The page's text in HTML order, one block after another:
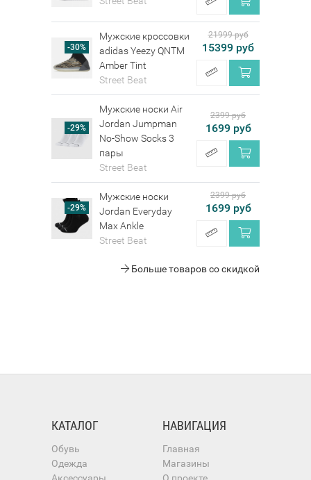
-30%
Мужские кроссовки
adidas Yeezy QNTM
Amber Tint
Street Beat
21999 руб
15399 руб
-29%
Мужские носки Air
Jordan Jumpman
No-Show Socks 3
пары
Street Beat
2399 руб
1699 руб
-29%
Мужские носки
Jordan Everyday
Max Ankle
Street Beat
2399 руб
1699 руб
Больше товаров со скидкой
КАТАЛОГ
Обувь
Одежда
НАВИГАЦИЯ
Главная
Магазины